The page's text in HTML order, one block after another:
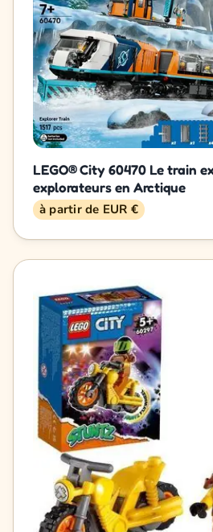
LEGO® City 60470 Le train
explorateurs en Arctique
à partir de EUR €